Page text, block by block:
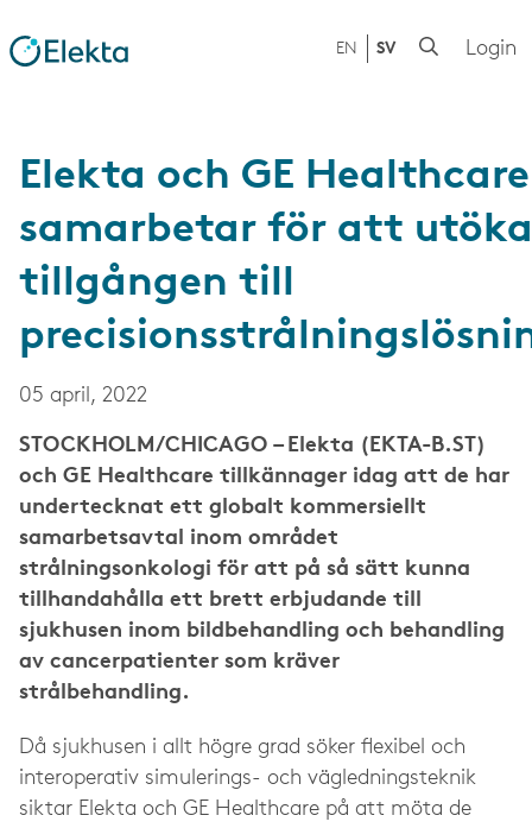
EN SV Login
Elekta och GE Healthcare
samarbetar för att utöka
tillgången till
05 april, 2022
STOCKHOLM/CHICAGO – Elekta (EKTA-B.ST)
och GE Healthcare tillkännager idag att de har
undertecknat ett globalt kommersiellt
samarbetsavtal inom området
strålningsonkologi för att på så sätt kunna
tillhandahålla ett brett erbjudande till
sjukhusen inom bildbehandling och behandling
av cancerpatienter som kräver
strålbehandling.
Då sjukhusen i allt högre grad söker flexibel och
interoperativ simulerings- och vägledningsteknik
siktar Elekta och GE Healthcare på att möta de